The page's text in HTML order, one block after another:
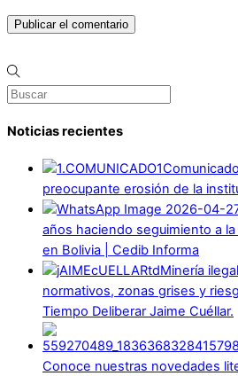
Noticias recientes
preocupante erosión de la
años haciendo seguimiento a
en Bolivia | Cedib Informa
Minería
normativos, zonas grises y
Tiempo Deliberar Jaime Cuéllar.
Conoce nuestras novedades